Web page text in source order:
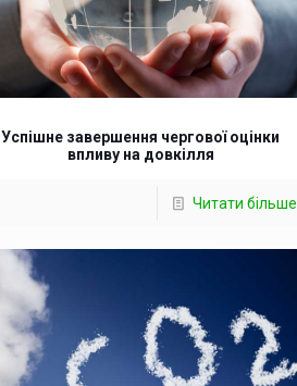
Успішне завершення чергової оцінки
впливу на довкілля
Читати більше